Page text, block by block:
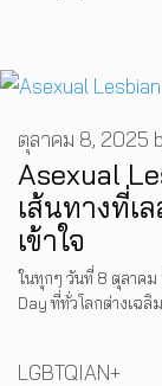
Asexual
เส้นทางที่เ
เข้าใจ
ตุลาคม 8, 2025
ในทุกๆ วันที่ 8 ตุลาคม
Day ที่ทั่วโลกต่างเฉลิ
Categories
LGBTQIAN+